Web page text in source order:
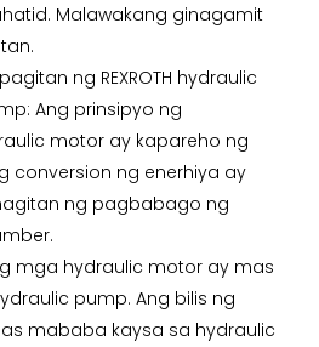
Malawakang ginagamit
ng REXROTH hydraulic
Ang prinsipyo ng
motor ay kapareho ng
conversion ng enerhiya ay
ng pagbabago ng
mga hydraulic motor ay mas
pump. Ang bilis ng
mababa kaysa sa hydraulic